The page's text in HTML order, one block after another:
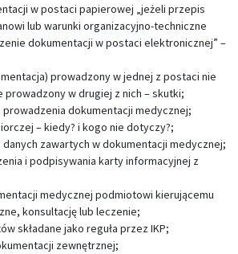
w postaci papierowej „jeżeli przepis
lub warunki organizacyjno-techniczne
dokumentacji w postaci elektronicznej” –
prowadzony w jednej z postaci nie
prowadzony w drugiej z nich – skutki;
prowadzenia dokumentacji medycznej;
– kiedy? i kogo nie dotyczy?;
danych zawartych w dokumentacji medycznej;
i podpisywania karty informacyjnej z
medycznej podmiotowi kierującemu
konsultację lub leczenie;
składane jako reguła przez IKP;
zewnętrznej;